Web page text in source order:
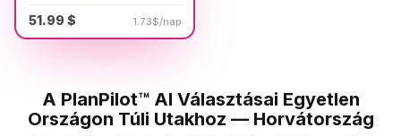
51.99 $ 1.73$/nap
A PlanPilot™ AI Választásai Egyetlen
Országon Túli Utakhoz — Horvátország